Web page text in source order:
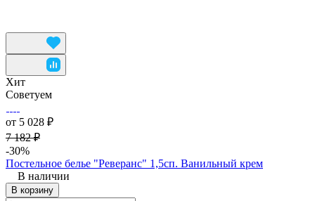
Хит
Советуем
от 5 028 ₽
7 182 ₽
-30%
Постельное белье "Реверанс" 1,5сп. Ванильный крем
В наличии
В корзину